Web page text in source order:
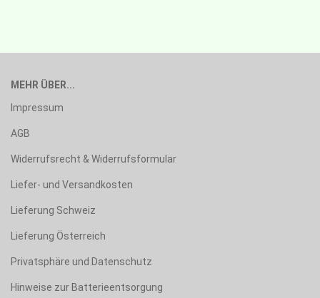
MEHR ÜBER...
Impressum
AGB
Widerrufsrecht & Widerrufsformular
Liefer- und Versandkosten
Lieferung Schweiz
Lieferung Österreich
Privatsphäre und Datenschutz
Hinweise zur Batterieentsorgung